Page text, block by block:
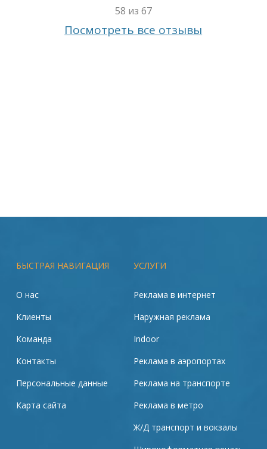
58 из 67
Посмотреть все отзывы
БЫСТРАЯ НАВИГАЦИЯ УСЛУГИ
О нас
Клиенты
Команда
Контакты
Персональные данные
Карта сайта
Реклама в интернет
Наружная реклама
Indoor
Реклама в аэропортах
Реклама на транспорте
Реклама в метро
Ж/Д транспорт и вокзалы